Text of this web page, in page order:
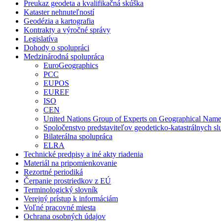
Preukaz geodeta a kvalifikačná skúška
Kataster nehnuteľností
Geodézia a kartografia
Kontrakty a výročné správy
Legislatíva
Dohody o spolupráci
Medzinárodná spolupráca
EuroGeographics
PCC
EUPOS
EUREF
ISO
CEN
United Nations Group of Experts on Geographical
Spoločenstvo predstaviteľov geodeticko-katastrálnych
Bilaterálna spolupráca
ELRA
Technické predpisy a iné akty riadenia
Materiál na pripomienkovanie
Rezortné periodiká
Čerpanie prostriedkov z EÚ
Terminologický slovník
Verejný prístup k informáciám
Voľné pracovné miesta
Ochrana osobných údajov